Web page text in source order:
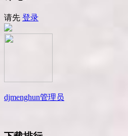
请先 登录
djmenghun管理员